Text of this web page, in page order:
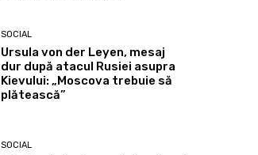
SOCIAL
Ursula von der Leyen, mesaj
dur după atacul Rusiei asupra
Kievului: „Moscova trebuie să
plătească”
SOCIAL